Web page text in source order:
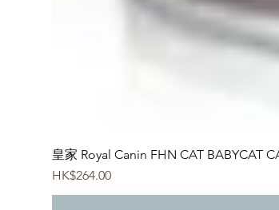
皇家 Royal Canin FHN CAT BABYCAT
價格
HK$264.00